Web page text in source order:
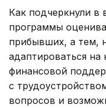
Как подчеркнули в
программы
прибывших, а тем,
адаптироваться
финансовой
с
вопросов и